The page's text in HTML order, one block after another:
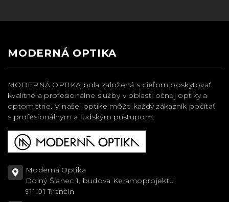
MODERNÁ OPTIKA
MODERNÁ OPTIKA bola založená s cieľom poskytovať
kvalitné a profesionálne služby v oblasti očnej optiky a
optometrie. V našej optike môže každý zákazník počítať
s profesionálnym a ľudským prístupom.
Moderná Optika
Dolný Šianec 1, budova Keramoprojektu
911 01 Trenčín